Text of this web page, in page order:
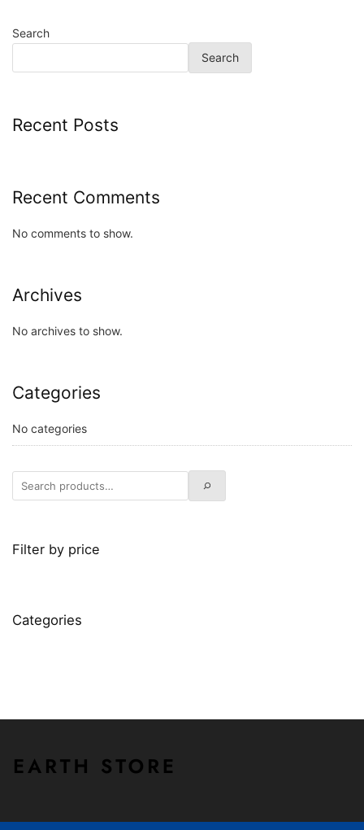
Search
Search
Recent Posts
Recent Comments
No comments to show.
Archives
No archives to show.
Categories
No categories
Filter by price
Categories